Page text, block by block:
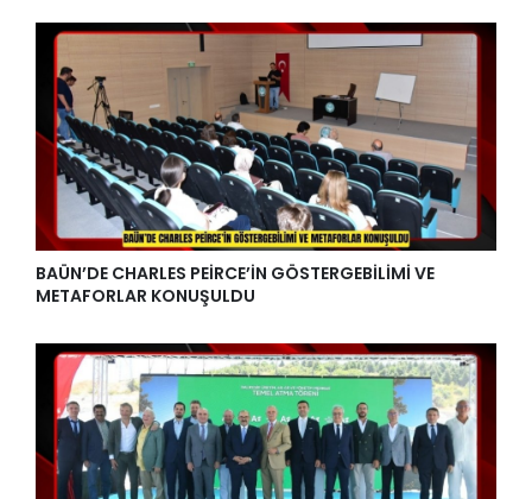
BAÜN’DE CHARLES PEİRCE’İN GÖSTERGEBİLİMİ VE
METAFORLAR KONUŞULDU